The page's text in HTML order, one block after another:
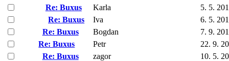
Re: Buxus
Karla
5. 5.
Re: Buxus
Iva
6. 5.
Re: Buxus
Bogdan
7. 9.
Re: Buxus
Petr
22. 9.
Re: Buxus
zagor
10. 5.